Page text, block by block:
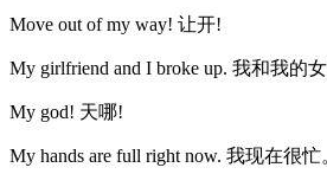
Move out of my way! 让开!
My girlfriend and I broke up. 我和我的
My god! 天哪!
My hands are full right now. 我现在很忙